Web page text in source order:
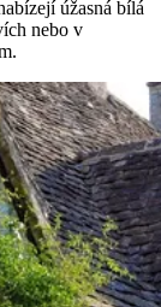
úžasná bílá
nebo v